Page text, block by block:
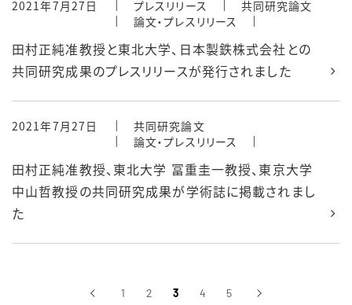
2021年7月27日 プレスリリース
共同研究論文
論文・プレスリリース
田村正純准教授と東北大学、日本製鉄株式会社との
共同研究成果のプレスリリースが発行されました
2021年7月27日
共同研究論文
論文・プレスリリース
田村正純准教授、東北大学 冨重圭一教授、東京大学
中山哲教授の共同研究成果が学術誌に掲載されまし
た
‹前へ 1 2 3 4 5 ›次へ